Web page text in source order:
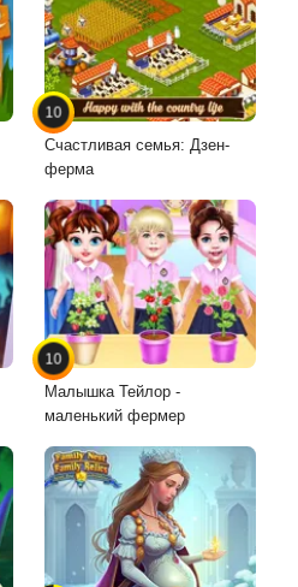
10
Счастливая семья: Дзен-
ферма
10
Малышка Тейлор -
маленький фермер